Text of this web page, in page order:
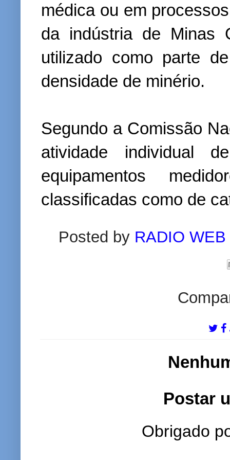
médica ou em
da indústria de Minas
utilizado como parte
densidade de minério.
Segundo a Comissão
atividade individual
equipamentos
classificadas como de
Posted by RADIO
Postar
Obrigado